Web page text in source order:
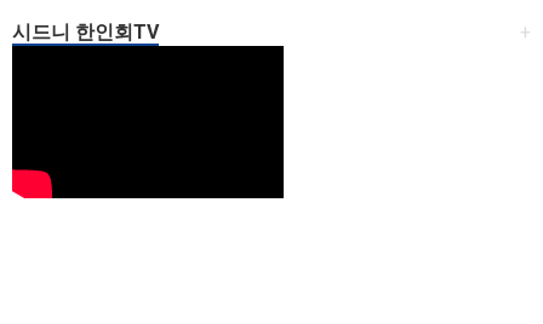
+
시드니 한인회TV